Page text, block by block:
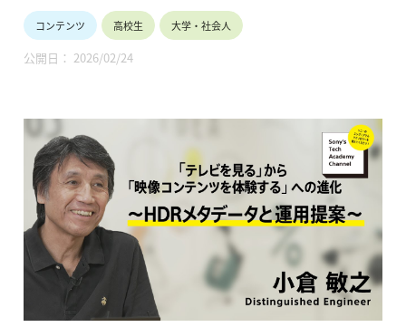
Sony's Tech Academy Channelでは、ソニーのエンジニア
が、私たちの生活の中で活用されているテクノロジーについ
て、基礎から最新情報までわかりやすくお伝えします。
解説します。
●「テレビを見る」から「映像コンテンツを体験する」への進
化～ 小倉 敏之 【Sony’s Tech Academy Channel】
https://www.youtube.com/playlist?
list=PLT57hSt26YAw9AbcyDb2YD75X8aKr-lxm
第1回「歴史を振り返る」
第2回「テレビの進化軸と画質五要素」
第3回「HDRとは」
コンテンツ 高校生 大学・社会人
公開日： 2026/02/24